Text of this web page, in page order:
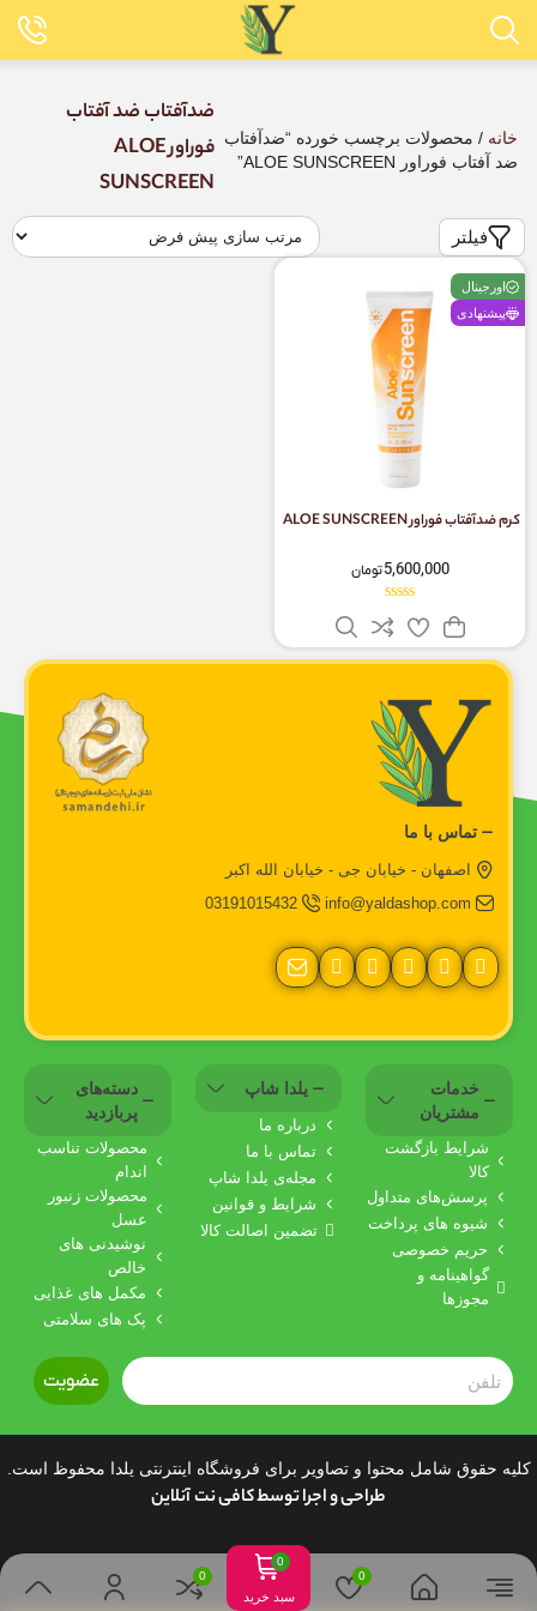
خانه / محصولات برچسب خورده “ضدآفتاب
ضد آفتاب فوراور ALOE SUNSCREEN”
ضدآفتاب ضد آفتاب
فوراور ALOE
SUNSCREEN
فیلتر
اورجینال
پیشنهادی
کرم ضدآفتاب فوراور ALOE SUNSCREEN
5,600,000تومان
تماس با ما
اصفهان - خیابان جی - خیابان الله اکبر
info@yaldashop.com
03191015432
خدمات
مشتریان
شرایط بازگشت
کالا
پرسش‌های متداول
شیوه های پرداخت
حریم خصوصی
گواهینامه‌ و
مجوزها
یلدا شاپ
درباره‌ ما
تماس با ما
مجله‌ی یلدا شاپ
شرایط و قوانین
تضمین اصالت کالا
دسته‌های
پربازدید
محصولات تناسب
اندام
محصولات زنبور
عسل
نوشیدنی های
خالص
مکمل های غذایی
پک های سلامتی
عضویت
کلیه حقوق شامل محتوا و تصاویر برای فروشگاه اینترنتی یلدا محفوظ است.
طراحی و اجرا توسطکافی نت آنلاین
سبد خرید